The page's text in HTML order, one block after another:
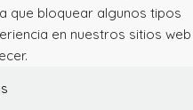
que bloquear algunos tipos
en nuestros sitios web